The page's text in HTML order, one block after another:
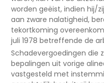
worden geëist, indien hij/
aan zware nalatigheid,
tekortkoming
juli 1978 betreffende de
Schadevergoedingen die
bepalingen uit vorige
vastgesteld met